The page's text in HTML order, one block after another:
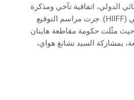
الدولي، اتفاقية تآخي ومذكرة
تفاهم شاملة مع مهرجان جزيرة هاينان السينمائي الدولي (HIIFF). جرت مراسم التوقيع
حيث مثّلت حكومة مقاطعة هاينان
بمشاركة السيد تشانغ هواي،